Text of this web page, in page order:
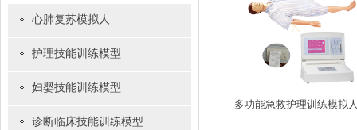
心肺复苏模拟人
护理技能训练模型
妇婴技能训练模型
诊断临床技能训练模型
多功能急救护理训练模拟